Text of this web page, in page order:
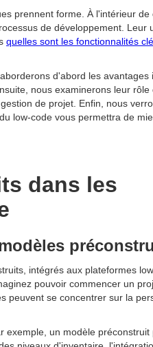
prennent forme. À l'intérieur de
de développement. Leur
quelles sont les fonctionnalités
d'abord les avantages
nous examinerons leur rôle
de projet. Enfin, nous
low-code vous permettra de
dans les
intégrés aux plateformes
pouvoir commencer un
peuvent se concentrer sur la
exemple, un modèle préconstruit